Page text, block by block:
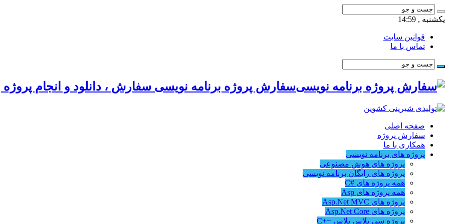
یکشنبه , 14:59
قوانین سایت
تماس با ما
سفارش پروژه برنامه نویسی سفارش ، دانلود و انجام پروژه
صفحه اصلی
سفارش پروژه
همکاری با ما
پروژه های برنامه نویسی
پروژه های هوش مصنوعی
پروژه های رایگان برنامه نویسی
همه پروژه های #C
همه پروژه های Asp
پروژه های Asp.Net MVC
پروژه های Asp.Net Core
پروژه سی پلاس پلاس ++C